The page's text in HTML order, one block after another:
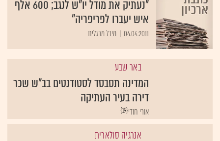
"נעתיק את מודל יו"ש לנגב; 600 אלף
איש יעברו לפריפריה"
04.04.2011 מיכל מרגלית
באר שבע
המדינה תסבסד לסטודנטים בב"ש שכר
דירה בעיר העתיקה
{19}אורי חודי
אנרגיה סולארית